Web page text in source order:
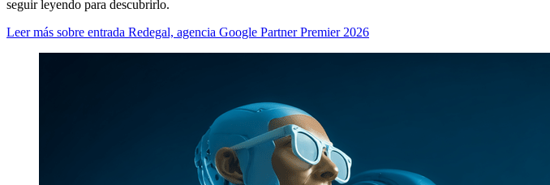
seguir leyendo para descubrirlo.
Leer más sobre entrada Redegal, agencia Google Partner Premier 2026